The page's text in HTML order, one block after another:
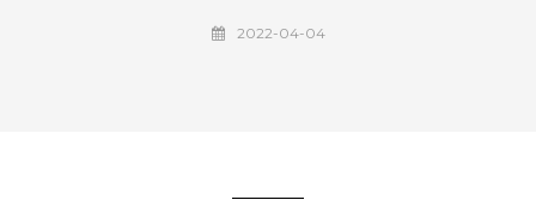
2022-04-04